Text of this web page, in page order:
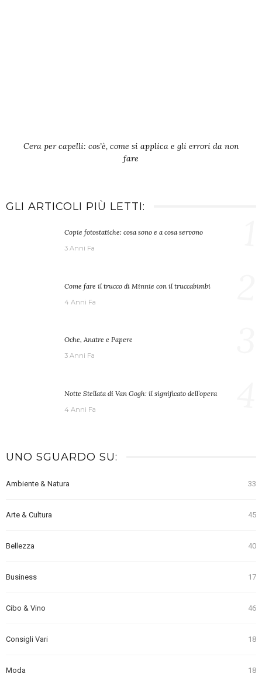
Cera per capelli: cos’è, come si applica e gli errori da non
fare
GLI ARTICOLI PIÙ LETTI:
Copie fotostatiche: cosa sono e a cosa servono
3 Anni Fa
Come fare il trucco di Minnie con il truccabimbi
4 Anni Fa
Oche, Anatre e Papere
3 Anni Fa
Notte Stellata di Van Gogh: il significato dell’opera
4 Anni Fa
UNO SGUARDO SU:
Ambiente & Natura 33
Arte & Cultura 45
Bellezza 40
Business 17
Cibo & Vino 46
Consigli Vari 18
Moda 18